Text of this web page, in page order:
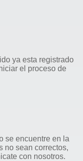
ya esta registrado
el proceso de
se encuentre en la
no sean correctos,
con nosotros.